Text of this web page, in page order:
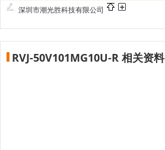
深圳市潮光胜科技有限公司
RVJ-50V101MG10U-R 相关资料